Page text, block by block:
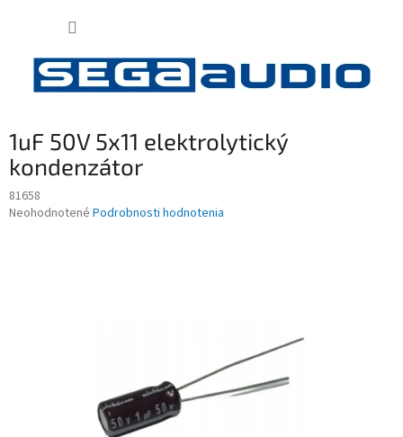
1uF 50V 5x11 elektrolytický
kondenzátor
81658
Priemerné
Neohodnotené Podrobnosti hodnotenia